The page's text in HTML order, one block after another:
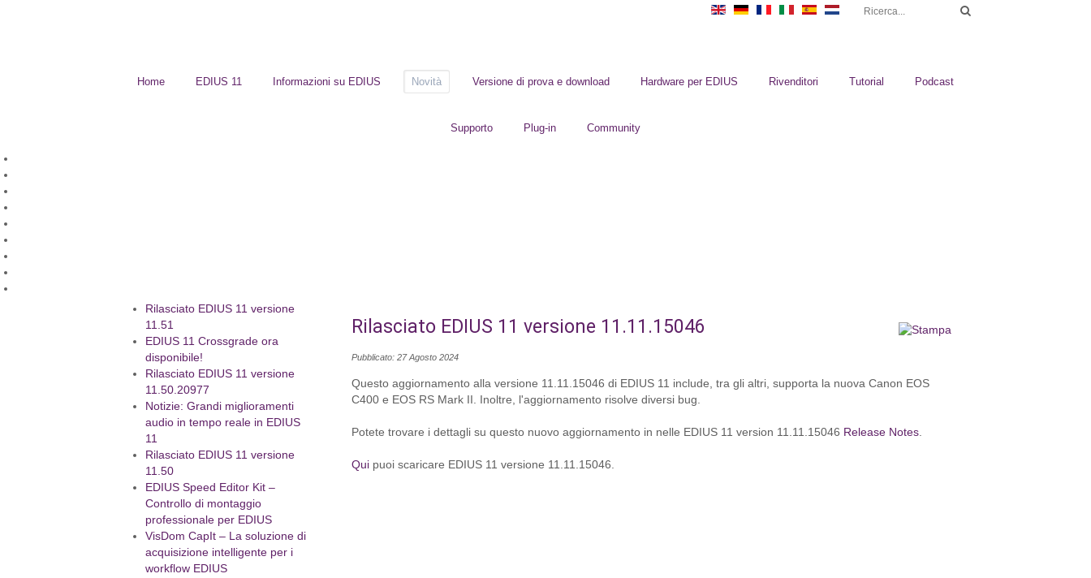
Home EDIUS 11 Informazioni su EDIUS Novità Versione di prova e download Hardware per EDIUS Rivenditori Tutorial Podcast
Supporto Plug-in Community
Rilasciato EDIUS 11 versione 11.11.15046
Pubblicato: 27 Agosto 2024
Questo aggiornamento alla versione 11.11.15046 di EDIUS 11 include, tra gli altri, supporta la nuova Canon EOS
C400 e EOS RS Mark II. Inoltre, l'aggiornamento risolve diversi bug.
Potete trovare i dettagli su questo nuovo aggiornamento in nelle EDIUS 11 version 11.11.15046 Release Notes.
Qui puoi scaricare EDIUS 11 versione 11.11.15046.
Rilasciato EDIUS 11 versione
11.51
EDIUS 11 Crossgrade ora
disponibile!
Rilasciato EDIUS 11 versione
11.50.20977
Notizie: Grandi miglioramenti
audio in tempo reale in EDIUS
11
Rilasciato EDIUS 11 versione
11.50
EDIUS Speed Editor Kit –
Controllo di montaggio
professionale per EDIUS
VisDom CapIt – La soluzione di
acquisizione intelligente per i
workflow EDIUS